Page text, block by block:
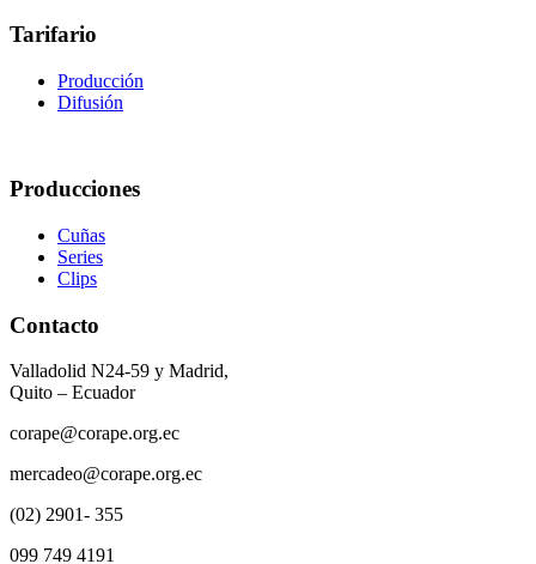
Tarifario
Producción
Difusión
Producciones
Cuñas
Series
Clips
Contacto
Valladolid N24-59 y Madrid,
Quito – Ecuador
corape@corape.org.ec
mercadeo@corape.org.ec
(02) 2901- 355
099 749 4191